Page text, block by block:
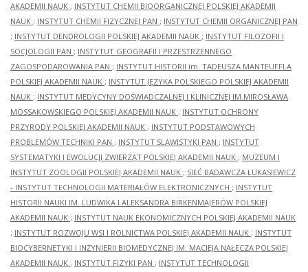
AKADEMII NAUK ; INSTYTUT CHEMII BIOORGANICZNEJ POLSKIEJ AKADEMII
NAUK ; INSTYTUT CHEMII FIZYCZNEJ PAN ; INSTYTUT CHEMII ORGANICZNEJ PAN
; INSTYTUT DENDROLOGII POLSKIEJ AKADEMII NAUK ; INSTYTUT FILOZOFII I
SOCJOLOGII PAN ; INSTYTUT GEOGRAFII I PRZESTRZENNEGO
ZAGOSPODAROWANIA PAN ; INSTYTUT HISTORII im. TADEUSZA MANTEUFFLA
POLSKIEJ AKADEMII NAUK ; INSTYTUT JĘZYKA POLSKIEGO POLSKIEJ AKADEMII
NAUK ; INSTYTUT MEDYCYNY DOŚWIADCZALNEJ I KLINICZNEJ IM.MIROSŁAWA
MOSSAKOWSKIEGO POLSKIEJ AKADEMII NAUK ; INSTYTUT OCHRONY
PRZYRODY POLSKIEJ AKADEMII NAUK ; INSTYTUT PODSTAWOWYCH
PROBLEMÓW TECHNIKI PAN ; INSTYTUT SLAWISTYKI PAN ; INSTYTUT
SYSTEMATYKI I EWOLUCJI ZWIERZĄT POLSKIEJ AKADEMII NAUK ; MUZEUM I
INSTYTUT ZOOLOGII POLSKIEJ AKADEMII NAUK ; SIEĆ BADAWCZA ŁUKASIEWICZ
- INSTYTUT TECHNOLOGII MATERIAŁÓW ELEKTRONICZNYCH ; INSTYTUT
HISTORII NAUKI IM. LUDWIKA I ALEKSANDRA BIRKENMAJERÓW POLSKIEJ
AKADEMII NAUK ; INSTYTUT NAUK EKONOMICZNYCH POLSKIEJ AKADEMII NAUK
; INSTYTUT ROZWOJU WSI I ROLNICTWA POLSKIEJ AKADEMII NAUK ; INSTYTUT
BIOCYBERNETYKI I INŻYNIERII BIOMEDYCZNEJ IM. MACIEJA NAŁĘCZA POLSKIEJ
AKADEMII NAUK ; INSTYTUT FIZYKI PAN ; INSTYTUT TECHNOLOGII